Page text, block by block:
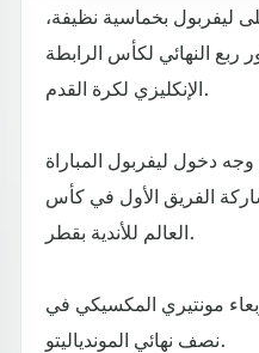
ليفربول بخماسية نظيفة،
ربع النهائي لكأس الرابطة
الإنكليزي لكرة القدم.
دخول ليفربول المباراة
الفريق الأول في كأس
العالم للأندية بقطر.
مونتيري المكسيكي في
نصف نهائي الموندياليتو.